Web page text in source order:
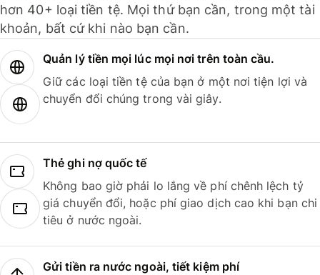
hơn 40+ loại tiền tệ. Mọi thứ bạn cần, trong một tài
khoản, bất cứ khi nào bạn cần.
Quản lý tiền mọi lúc mọi nơi trên toàn cầu.
Giữ các loại tiền tệ của bạn ở một nơi tiện lợi và
chuyển đổi chúng trong vài giây.
Thẻ ghi nợ quốc tế
Không bao giờ phải lo lắng về phí chênh lệch tỷ
giá chuyển đổi, hoặc phí giao dịch cao khi bạn chi
tiêu ở nước ngoài.
Gửi tiền ra nước ngoài, tiết kiệm phí